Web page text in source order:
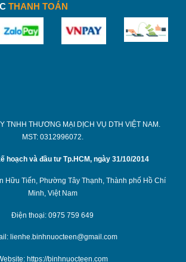
thiết kế nhỏ gọn, giúp dòng nước
THANH TOÁN
TNHH THƯƠNG MẠI DỊCH VỤ DTH VIỆT NAM.
MST: 0312996072.
hoạch và đầu tư Tp.HCM, ngày 31/10/2014
Hữu Tiến, Phường Tây Thạnh, Thành phố Hồ Chí
Minh, Việt Nam
Điện thoại: 0975 759 649
lienhe.binhnuocteen@gmail.com
https://binhnuocteen.com